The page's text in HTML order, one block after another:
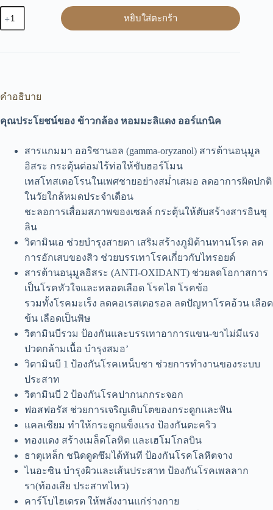
ข้าว
ออร์แกนิ
ชิ้น
หยิบใส่ตะกร้า
คำอธิบาย
คุณประโยชน์ของ ข้าวกล้อง หอมมะลิแดง ออร์แกนิค
สารแกมมา ออริซานอล (gamma-oryzanol) สารต้านอนุมูล
อิสระ กระตุ้นต่อมไร้ท่อให้ขับฮอร์โมน
เทสโทสเตอโรนในเพศชายอย่างสม่ำเสมอ ลดอาการผิดปกติ
ในวัยใกล้หมดประจำเดือน
ชะลอการเสื่อมสภาพของเซลล์ กระตุ้นให้ตับสร้างสารอินซุ
ลิน
วิตามินเอ ช่วยบำรุงสายตา เสริมสร้างภูมิต้านทานโรค ลด
การอักเสบของสิว ช่วยบรรเทาโรคเกี่ยวกับไทรอยด์
สารต้านอนุมูลอิสระ (ANTI-OXIDANT) ช่วยลดโอกาสการ
เป็นโรคหัวใจและหลอดเลือด โรคไต โรคข้อ
รวมทั้งโรคมะเร็ง ลดคอเรสเตอรอล ลดปัญหาโรคอ้วน เลือด
ข้น เลือดเป็นพิษ
วิตามินบีรวม ป้องกันและบรรเทาอาการแขน-ขาไม่มีแรง
ปวดกล้ามเนื้อ บำรุงสมอ’
วิตามินบี 1 ป้องกันโรคเหน็บชา ช่วยการทำงานของระบบ
ประสาท
วิตามินบี 2 ป้องกันโรคปากนกกระจอก
ฟอสฟอรัส ช่วยการเจริญเติบโตของกระดูกและฟัน
แคลเซียม ทำให้กระดูกแข็งแรง ป้องกันตะคริว
ทองแดง สร้างเมล็ดโลหิต และเฮโมโกลบิน
ธาตุเหล็ก ชนิดดูดซึมได้ทันที ป้องกันโรคโลหิตจาง
ไนอะซิน บำรุงผิวและเส้นประสาท ป้องกันโรคเพลลาก
รา(ท้องเสีย ประสาทไหว)
คาร์โบไฮเดรต ให้พลังงานแก่ร่างกาย